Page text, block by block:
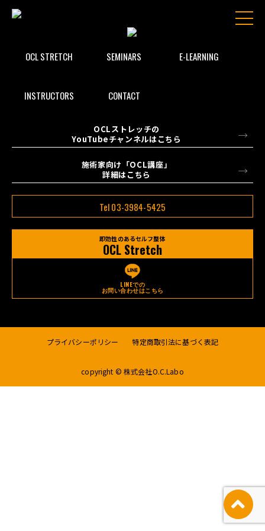
OCL STRETCH SEMINARS E-LEARNING
INSTRUCTORS CONTACT
OCLストレッチの
YouTubeチャンネルはこちら
施術家向け「OCL講座」
詳細はこちら
Tel 03-3984-5425
即効性のあるセルフ整体
OCL Stretch
LINEでの
お問い合わせはこちら
プライバシーポリシー 特定商取引法に基づく表記
copyright © 株式会社O.C.Labo